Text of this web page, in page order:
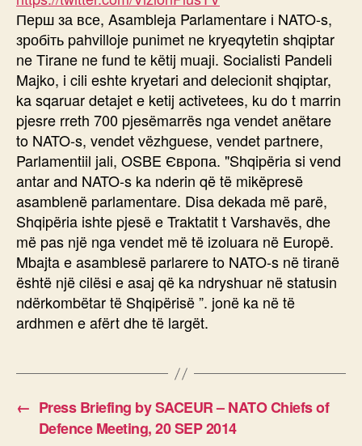
Перш за все, Asambleja Parlamentare і NATO-s,
зробіть pahvilloje punimet ne kryeqytetin shqiptar
ne Tirane ne fund te këtij muaji. Socialisti Pandeli
Majko, i cili eshte kryetari and delecionit shqiptar,
ka sqaruar detajet e ketij activetees, ku do t marrin
pjesre rreth 700 pjesëmarrës nga vendet anëtare
to NATO-s, vendet vëzhguese, vendet partnere,
Parlamentiil jali, OSBE Європа. "Shqipëria si vend
antar and NATO-s ka nderin që të mikëpresë
asamblenë parlamentare. Disa dekada më parë,
Shqipëria ishte pjesë e Traktatit t Varshavës, dhe
më pas një nga vendet më të izoluara në Europë.
Mbajta e asamblesë parlarere to NATO-s në tiranë
është një cilësi e asaj që ka ndryshuar në statusin
ndërkombëtar të Shqipërisë ”. jonë ka në të
ardhmen e afërt dhe të largët.
← Press Briefing by SACEUR – NATO Chiefs of
Defence Meeting, 20 SEP 2014